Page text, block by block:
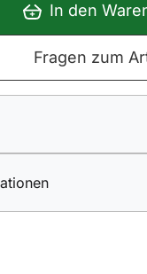
In den
Fragen zum